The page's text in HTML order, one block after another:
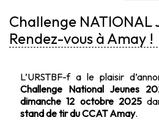
Challenge NATIONAL
Rendez-vous à Amay !
L’URSTBF-f a le plaisir
Challenge National Jeunes
dimanche 12 octobre 2025
stand de tir du CCAT Amay.